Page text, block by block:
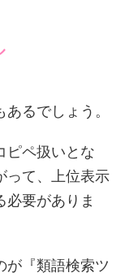
るでしょう。
ピペ扱いとな
って、上位表示
要がありま
が『類語検索ツ